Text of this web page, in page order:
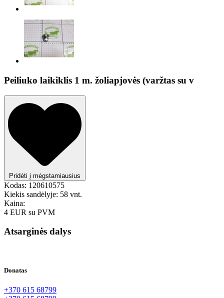
Peiliuko laikiklis 1 m. žoliapjovės (varžtas su v
Pridėti į mėgstamiausius
Kodas: 120610575
Kiekis sandėlyje: 58 vnt.
Kaina:
4 EUR su PVM
Atsarginės dalys
Donatas
+370 615 68799